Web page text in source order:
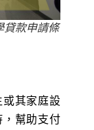
貸款申請條
其家庭設
幫助支付